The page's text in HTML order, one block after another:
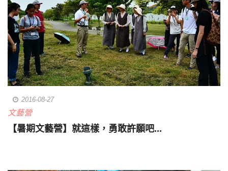
2016-08-27
文藝營
【暑期文藝營】就這樣，勇敢許願吧...